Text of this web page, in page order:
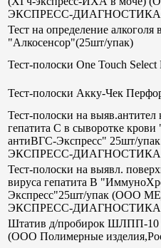
ЭКСПРЕСС-ДИАГНОСТИКА",
Тест на определение алкоголя
"Алкосенсор"(25шт/упак)
Тест-полоски One Touch
Тест-полоски Акку-Чек
Тест-полоски на выяв.антител
гепатита С в сыворотке
антиВГС-Экспресс" 25шт/
ЭКСПРЕСС-
Тест-полоски на выявл.
вируса гепатита В
Экспресс"25шт/упак (ООО
ЭКСПРЕСС-
Штатив д/пробирок ШЛПП-10
(ООО Полимерные